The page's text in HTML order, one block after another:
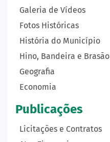
Galeria de Vídeos
Fotos Históricas
História do Município
Hino, Bandeira e Brasão
Geografia
Economia
Publicações
Licitações e Contratos